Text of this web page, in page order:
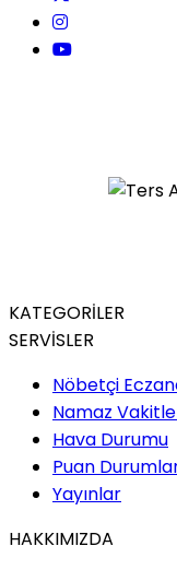
KATEGORİLER
SERVİSLER
Nöbetçi
Namaz
Hava Durumu
Puan
Yayınlar
HAKKIMIZDA